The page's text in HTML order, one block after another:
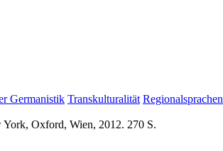
Germanistik Transkulturalität Regionalsprachen
Oxford, Wien, 2012. 270 S.